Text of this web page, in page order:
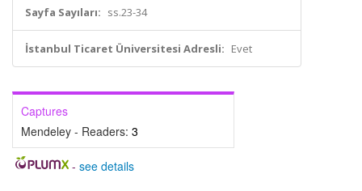
Sayfa Sayıları: ss.23-34
İstanbul Ticaret Üniversitesi Adresli: Evet
Captures
Mendeley - Readers: 3
- see details